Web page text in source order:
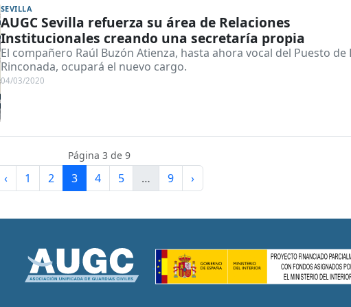
SEVILLA
AUGC Sevilla refuerza su área de Relaciones
Institucionales creando una secretaría propia
El compañero Raúl Buzón Atienza, hasta ahora vocal del Puesto de
Rinconada, ocupará el nuevo cargo.
04/03/2020
Página 3 de 9
‹ 1 2 3 4 5 … 9 ›